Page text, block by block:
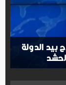
بيد الدولة